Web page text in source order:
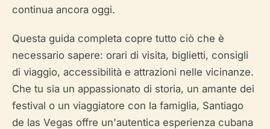
continua ancora oggi.
Questa guida completa copre tutto ciò che è
necessario sapere: orari di visita, biglietti, consigli
di viaggio, accessibilità e attrazioni nelle vicinanze.
Che tu sia un appassionato di storia, un amante dei
festival o un viaggiatore con la famiglia, Santiago
de las Vegas offre un'autentica esperienza cubana